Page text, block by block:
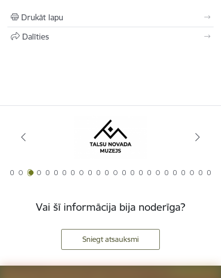
Drukāt lapu
Dalīties
Vai šī informācija bija noderīga?
Sniegt atsauksmi